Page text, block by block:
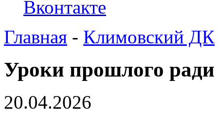
Главная - Климовский ДК
Уроки прошлого ради
20.04.2026